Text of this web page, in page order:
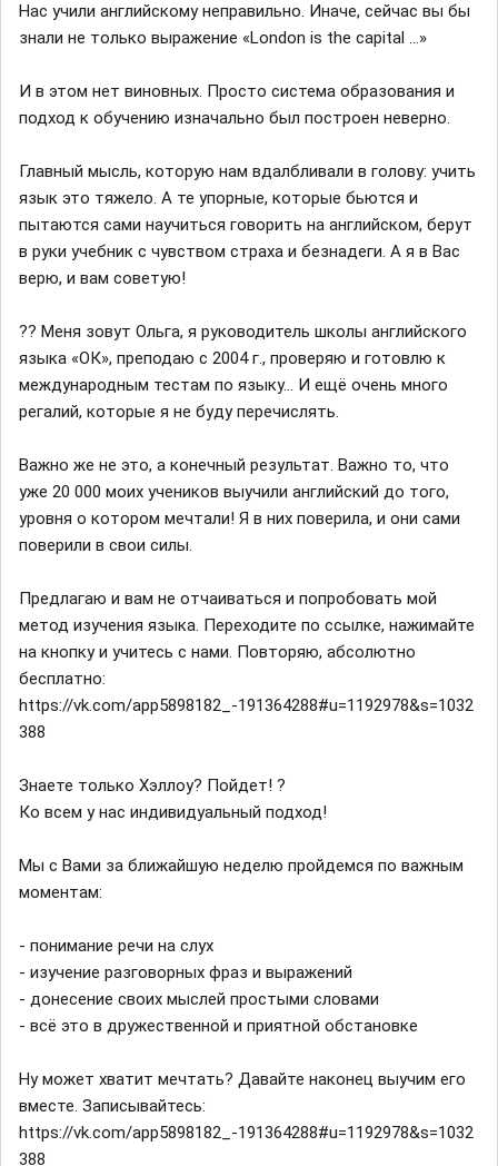
Нас учили английскому неправильно. Иначе, сейчас вы бы
знали не только выражение «London is the capital ...»
И в этом нет виновных. Просто система образования и
подход к обучению изначально был построен неверно.
Главный мысль, которую нам вдалбливали в голову: учить
язык это тяжело. А те упорные, которые бьются и
пытаются сами научиться говорить на английском, берут
в руки учебник с чувством страха и безнадеги. А я в Вас
верю, и вам советую!
?? Меня зовут Ольга, я руководитель школы английского
языка «ОК», преподаю с 2004 г., проверяю и готовлю к
международным тестам по языку... И ещё очень много
регалий, которые я не буду перечислять.
Важно же не это, а конечный результат. Важно то, что
уже 20 000 моих учеников выучили английский до того,
уровня о котором мечтали! Я в них поверила, и они сами
поверили в свои силы.
Предлагаю и вам не отчаиваться и попробовать мой
метод изучения языка. Переходите по ссылке, нажимайте
на кнопку и учитесь с нами. Повторяю, абсолютно
бесплатно:
https://vk.com/app5898182_-191364288#u=1192978&s=1032
388
Знаете только Хэллоу? Пойдет! ?
Ко всем у нас индивидуальный подход!
Мы с Вами за ближайшую неделю пройдемся по важным
моментам:
- понимание речи на слух
- изучение разговорных фраз и выражений
- донесение своих мыслей простыми словами
- всё это в дружественной и приятной обстановке
Ну может хватит мечтать? Давайте наконец выучим его
вместе. Записывайтесь:
https://vk.com/app5898182_-191364288#u=1192978&s=1032
388